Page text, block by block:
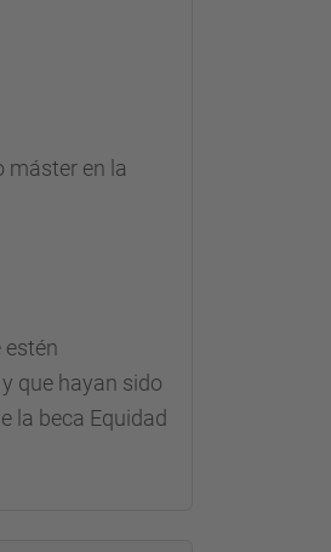
máster en la
estén
y que hayan sido
la beca Equidad